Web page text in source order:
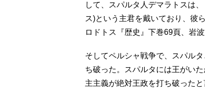
して、スパルタ人デマラトスは
ス)という主君を戴いており、彼
ロドトス『歴史』下巻69頁、岩
そしてペルシャ戦争で、スパル
ち破った。スパルタには王がい
主主義が絶対王政を打ち破ったと